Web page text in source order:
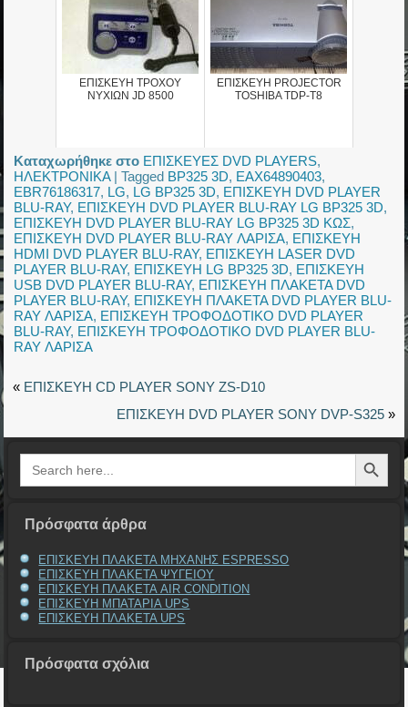
ΕΠΙΣΚΕΥΗ ΤΡΟΧΟΥ
ΝΥΧΙΩΝ JD 8500
ΕΠΙΣΚΕΥΗ PROJECTOR
TOSHIBA TDP-T8
Καταχωρήθηκε στο ΕΠΙΣΚΕΥΕΣ DVD PLAYERS,
ΗΛΕΚΤΡΟΝΙΚΑ|Tagged BP325 3D, EAX64890403,
EBR76186317, LG, LG BP325 3D, ΕΠΙΣΚΕΥΗ DVD PLAYER
BLU-RAY, ΕΠΙΣΚΕΥΗ DVD PLAYER BLU-RAY LG BP325 3D,
ΕΠΙΣΚΕΥΗ DVD PLAYER BLU-RAY LG BP325 3D ΚΩΣ,
ΕΠΙΣΚΕΥΗ DVD PLAYER BLU-RAY ΛΑΡΙΣΑ, ΕΠΙΣΚΕΥΗ
HDMI DVD PLAYER BLU-RAY, ΕΠΙΣΚΕΥΗ LASER DVD
PLAYER BLU-RAY, ΕΠΙΣΚΕΥΗ LG BP325 3D, ΕΠΙΣΚΕΥΗ
USB DVD PLAYER BLU-RAY, ΕΠΙΣΚΕΥΗ ΠΛΑΚΕΤΑ DVD
PLAYER BLU-RAY, ΕΠΙΣΚΕΥΗ ΠΛΑΚΕΤΑ DVD PLAYER BLU-
RAY ΛΑΡΙΣΑ, ΕΠΙΣΚΕΥΗ ΤΡΟΦΟΔΟΤΙΚΟ DVD PLAYER
BLU-RAY, ΕΠΙΣΚΕΥΗ ΤΡΟΦΟΔΟΤΙΚΟ DVD PLAYER BLU-
RAY ΛΑΡΙΣΑ
« ΕΠΙΣΚΕΥΗ CD PLAYER SONY ZS-D10
ΕΠΙΣΚΕΥΗ DVD PLAYER SONY DVP-S325»
Search
for:
Search Button
Πρόσφατα άρθρα
ΕΠΙΣΚΕΥΗ ΠΛΑΚΕΤΑ ΜΗΧΑΝΗΣ ESPRESSO
ΕΠΙΣΚΕΥΗ ΠΛΑΚΕΤΑ ΨΥΓΕΙΟΥ
ΕΠΙΣΚΕΥΗ ΠΛΑΚΕΤΑ AIR CONDITION
ΕΠΙΣΚΕΥΗ ΜΠΑΤΑΡΙΑ UPS
ΕΠΙΣΚΕΥΗ ΠΛΑΚΕΤΑ UPS
Πρόσφατα σχόλια